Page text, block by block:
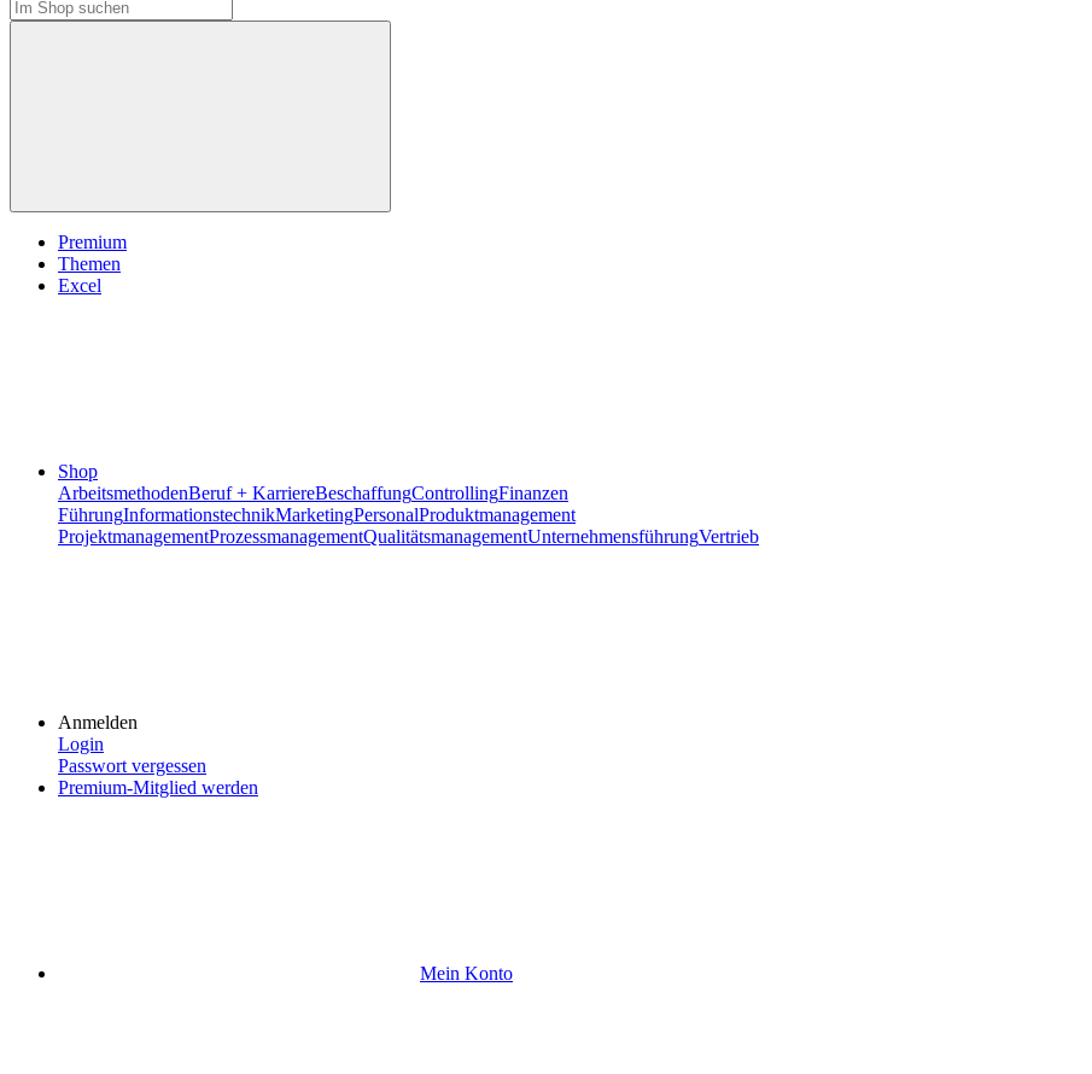
Premium
Themen
Excel
Shop
ArbeitsmethodenBeruf + KarriereBeschaffungControllingFinanzen
FührungInformationstechnikMarketingPersonalProduktmanagement
ProjektmanagementProzessmanagementQualitätsmanagementUnternehmensführungVertrieb
Anmelden
Login
Passwort vergessen
Premium-Mitglied werden
Mein Konto